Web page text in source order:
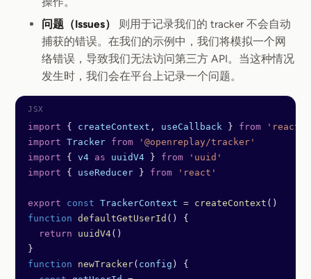
问题（Issues）
则用于记录我们的 tracker 不会自动
捕获的错误。在我们的示例中，我们将模拟一个网
络错误，导致我们无法访问第三方 API。当这种情况
发生时，我们会在平台上记录一个问题。
import { createContext , useCallback } from 'react'
import Tracker from '@openreplay/tracker'
import { v4 as uuidV4 } from 'uuid'
import { useReducer } from 'react'
export const TrackerContext = createContext ()
function defaultGetUserId () {
  return
uuidV4()
}
function newTracker( config ) {